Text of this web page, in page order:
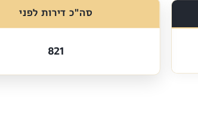
סה"כ דירות לפני
821